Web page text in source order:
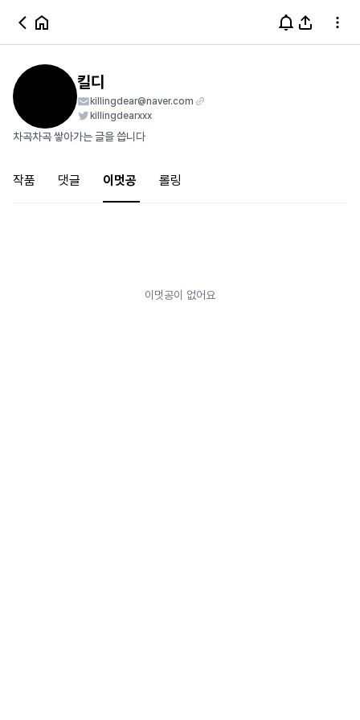
킬디
killingdear@naver.com
killingdearxxx
차곡차곡 쌓아가는 글을 씁니다
작품 댓글 이멋공 롤링
이멋공이 없어요